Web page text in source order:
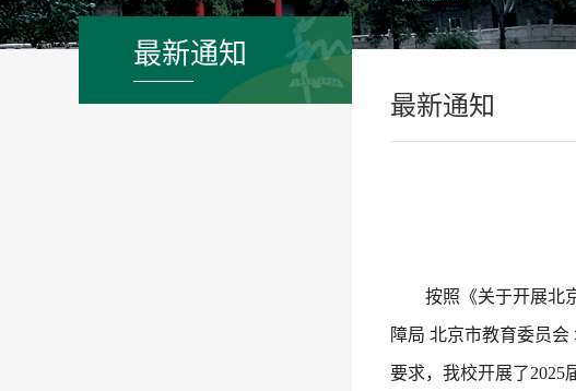
最新通知
最新通知
按照《关于开展北
障局 北京市教育委员会
要求，我校开展了2025